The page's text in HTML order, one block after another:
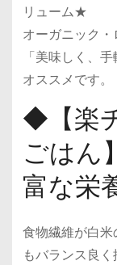
リューム★
オーガニック・
「美味しく、
オススメです。
◆【楽
ごはん
富な栄
食物繊維が白
もバランス良く